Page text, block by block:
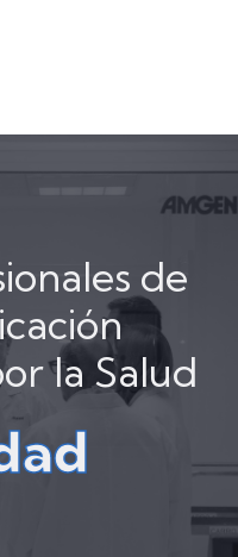
de
la Salud
a d
da